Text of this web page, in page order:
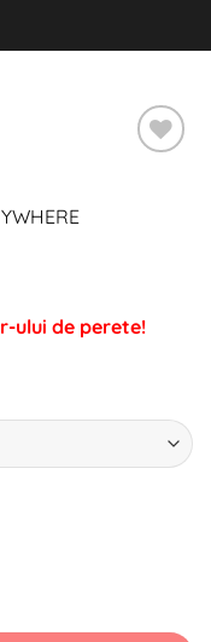
ului de perete!
ANYWHERE